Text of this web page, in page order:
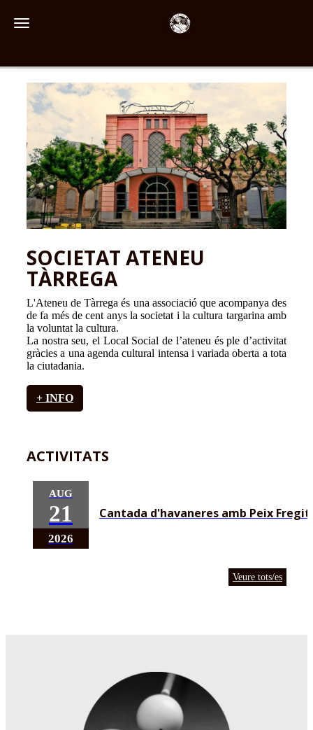
Toggle navigation
SOCIETAT ATENEU
TÀRREGA
L'Ateneu de Tàrrega és una associació que acompanya des
de fa més de cent anys la societat i la cultura targarina amb
la voluntat la cultura.
La nostra seu, el Local Social de l’ateneu és ple d’activitat
gràcies a una agenda cultural intensa i variada oberta a tota
la ciutadania.
+ INFO
ACTIVITATS
Cantada d'havaneres amb Peix Fregit
21
AUG
2026
Veure tots/es